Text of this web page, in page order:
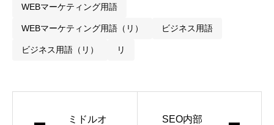
WEBマーケティング用語
WEBマーケティング用語（リ） ビジネス用語
ビジネス用語（リ） リ
ミドルオ
SEO内部